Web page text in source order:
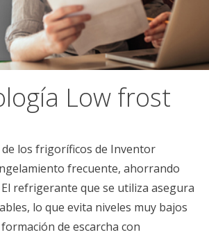
Low frost
de los frigoríficos de Inventor
frecuente, ahorrando
refrigerante que se utiliza asegura
lo que evita niveles muy bajos
de escarcha con